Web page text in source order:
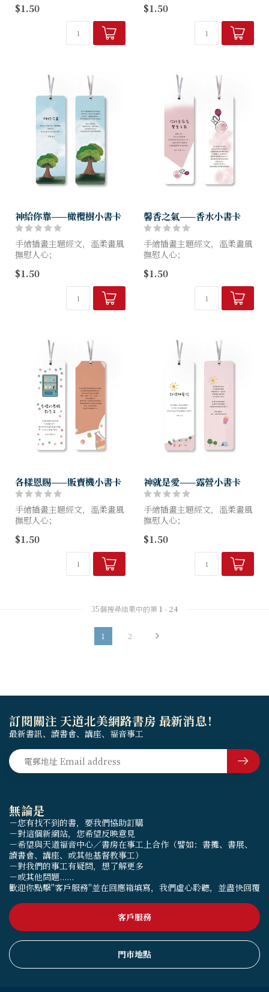
適用。
$1.50
適用。
$1.50
神給你靠——橄欖樹小書卡
手繪插畫主題經文，溫柔畫風
撫慰人心；
適用。
$1.50
馨香之氣——香水小書卡
手繪插畫主題經文，溫柔畫風
撫慰人心；
適用。
$1.50
各樣恩賜——販賣機小書卡
手繪插畫主題經文，溫柔畫風
撫慰人心；
適用。
$1.50
神就是愛——露營小書卡
手繪插畫主題經文，溫柔畫風
撫慰人心；
適用。
$1.50
35個搜尋結果中的第 1 - 24
1 2
無論是
－您有找不到的書，要我們協助訂購
－對這個新網站，您希望反映意見
－希望與天道福音中心／書房在事工上合作（譬如：書攤、書展、
讀書會、講座、或其他基督教事工）
－對我們的事工有疑問，想了解更多
－或其他問題......
歡迎你點擊"客戶服務"並在回應箱填寫，我們虛心聆聽，並盡快回覆
客戶服務
門市地點
訂閱關注 天道北美網路書房 最新消息！
最新書訊、讀書會、講座、福音事工